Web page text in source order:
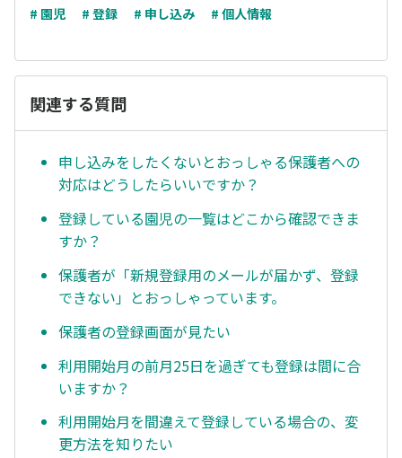
# 園児 # 登録 # 申し込み # 個人情報
関連する質問
申し込みをしたくないとおっしゃる保護者への
対応はどうしたらいいですか？
登録している園児の一覧はどこから確認できま
すか？
保護者が「新規登録用のメールが届かず、登録
できない」とおっしゃっています。
保護者の登録画面が見たい
利用開始月の前月25日を過ぎても登録は間に合
いますか？
利用開始月を間違えて登録している場合の、変
更方法を知りたい